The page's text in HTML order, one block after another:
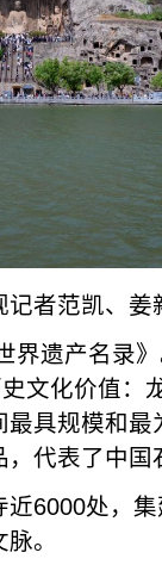
者范凯、姜
界遗产名录
文化价值：
具规模和
代表了中
6000处，
。